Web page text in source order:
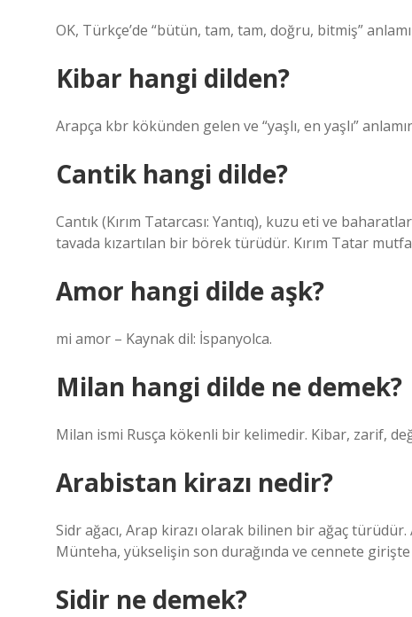
OK, Türkçe’de “bütün, tam, tam, doğru, bitmiş”
Kibar hangi dilden?
Cantik hangi dilde?
Cantık (Kırım Tatarcası: Yantıq), kuzu eti ve
tavada kızartılan bir börek türüdür. Kırım Tatar
Amor hangi dilde aşk?
mi amor – Kaynak dil: İspanyolca.
Milan hangi dilde ne demek?
Milan ismi Rusça kökenli bir kelimedir. Kibar, zarif,
Arabistan kirazı nedir?
Sidr ağacı, Arap kirazı olarak bilinen bir ağaç türüdür.
Münteha, yükselişin son durağında ve cennete
Sidir ne demek?